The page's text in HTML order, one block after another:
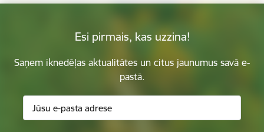
Esi pirmais, kas uzzina!
Saņem iknedēļas aktualitātes un citus jaunumus savā e-
pastā.